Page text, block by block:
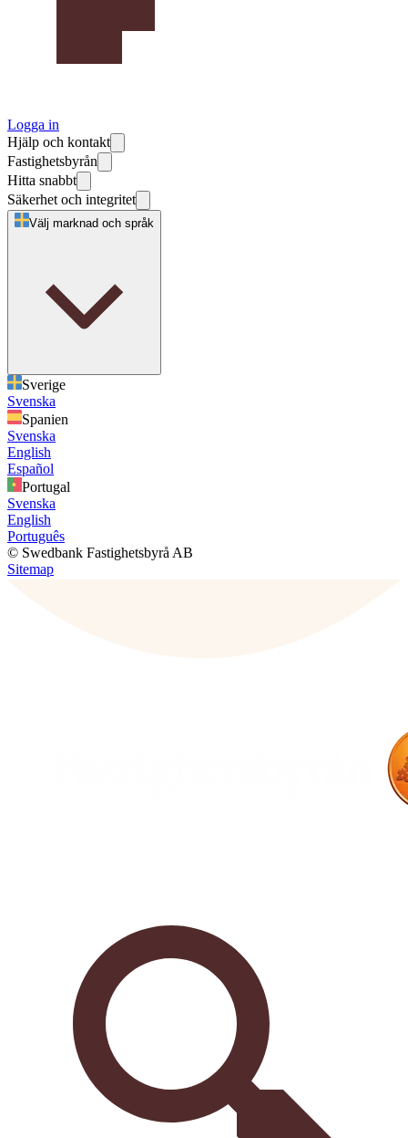
Logga in
Hjälp och kontakt
Fastighetsbyrån
Hitta snabbt
Säkerhet och integritet
Välj marknad och språk
Sverige
Svenska
Spanien
Svenska
English
Español
Portugal
Svenska
English
Português
© Swedbank Fastighetsbyrå AB
Sitemap